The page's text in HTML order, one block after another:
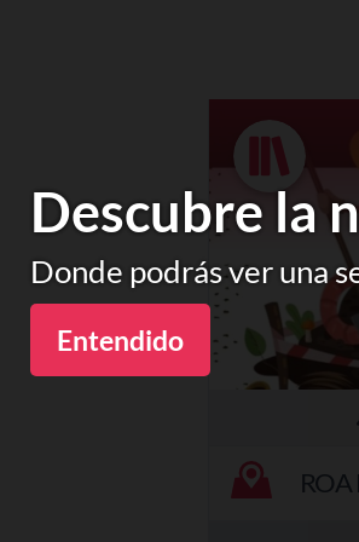
Descubre la
Donde podrás ver una
Entendido
ROA